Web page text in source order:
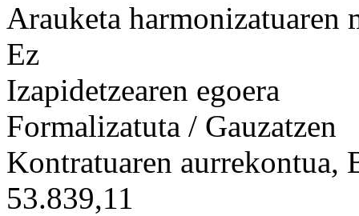
Arauketa harmonizatuaren
Ez
Izapidetzearen egoera
Formalizatuta / Gauzatzen
Kontratuaren aurrekontua,
53.839,11